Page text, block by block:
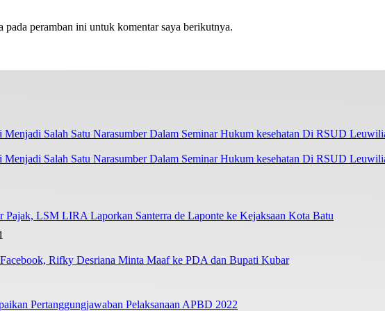
pada peramban ini untuk komentar saya berikutnya.
Salah Satu Narasumber Dalam Seminar Hukum kesehatan Di RSUD
Pajak, LSM LIRA Laporkan Santerra de Laponte ke Kejaksaan Kota Batu
Rifky Desriana Minta Maaf ke PDA dan Bupati Kubar
Pertanggungjawaban Pelaksanaan APBD 2022